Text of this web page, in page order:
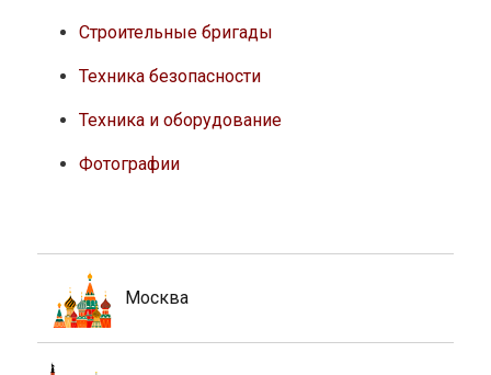
Строительные бригады
Техника безопасности
Техника и оборудование
Фотографии
Москва